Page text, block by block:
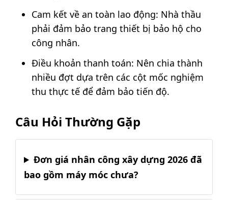
Cam kết về an toàn lao động: Nhà thầu
phải đảm bảo trang thiết bị bảo hộ cho
công nhân.
Điều khoản thanh toán: Nên chia thành
nhiều đợt dựa trên các cột mốc nghiệm
thu thực tế để đảm bảo tiến độ.
Câu Hỏi Thường Gặp
Đơn giá nhân công xây dựng 2026 đã
bao gồm máy móc chưa?